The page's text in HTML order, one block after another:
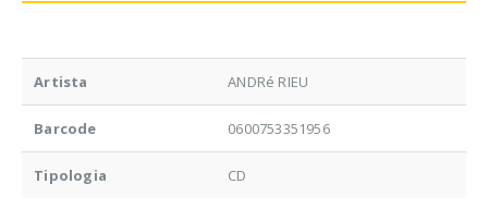
Artista ANDRé RIEU
Barcode 0600753351956
Tipologia CD